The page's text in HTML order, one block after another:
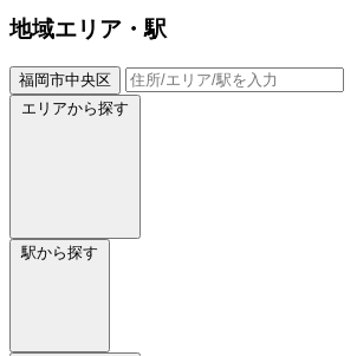
地域エリア・駅
福岡市中央区
エリアから探す
駅から探す